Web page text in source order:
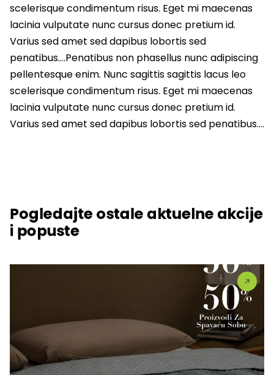
scelerisque condimentum risus. Eget mi maecenas
lacinia vulputate nunc cursus donec pretium id.
Varius sed amet sed dapibus lobortis sed
penatibus….Penatibus non phasellus nunc adipiscing
pellentesque enim. Nunc sagittis sagittis lacus leo
scelerisque condimentum risus. Eget mi maecenas
lacinia vulputate nunc cursus donec pretium id.
Varius sed amet sed dapibus lobortis sed penatibus….
Pogledajte ostale aktuelne akcije
i popuste